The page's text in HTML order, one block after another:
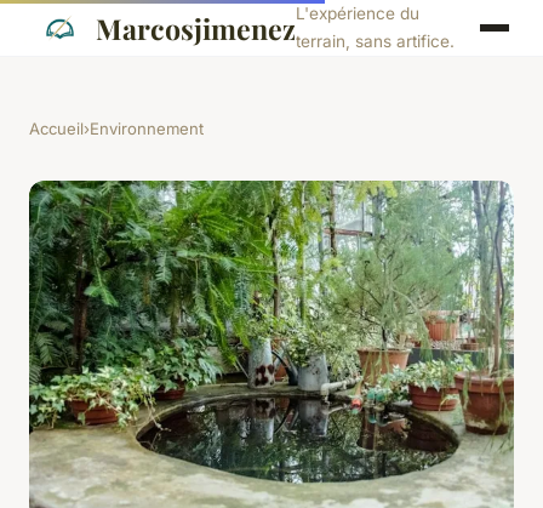
MarcosjimenezL'expérience du
terrain, sans artifice.
Accueil›Environnement